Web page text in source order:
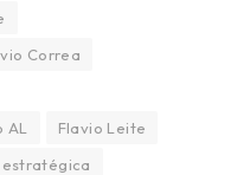
Correa
Flavio Leite